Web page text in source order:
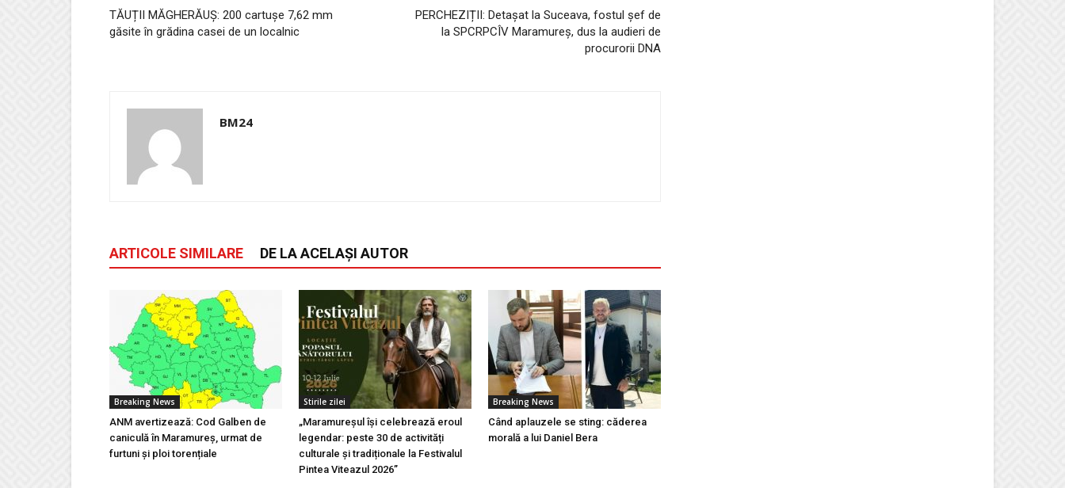
TĂUȚII MĂGHERĂUȘ: 200 cartușe 7,62 mm
găsite în grădina casei de un localnic
PERCHEZIȚII: Detaşat la Suceava, fostul șef de
la SPCRPCÎV Maramureş, dus la audieri de
procurorii DNA
BM24
ARTICOLE SIMILARE DE LA ACELAȘI AUTOR
Breaking News
ANM avertizează: Cod Galben de
caniculă în Maramureș, urmat de
furtuni și ploi torențiale
Stirile zilei
„Maramureșul își celebrează eroul
legendar: peste 30 de activități
culturale și tradiționale la Festivalul
Pintea Viteazul 2026”
Breaking News
Când aplauzele se sting: căderea
morală a lui Daniel Bera